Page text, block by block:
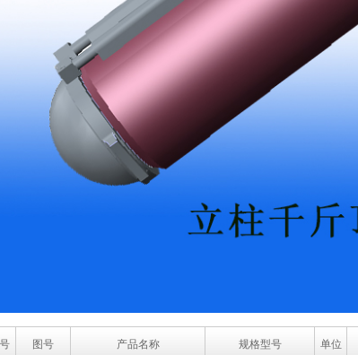
图号 产品名称 规格型号 单位